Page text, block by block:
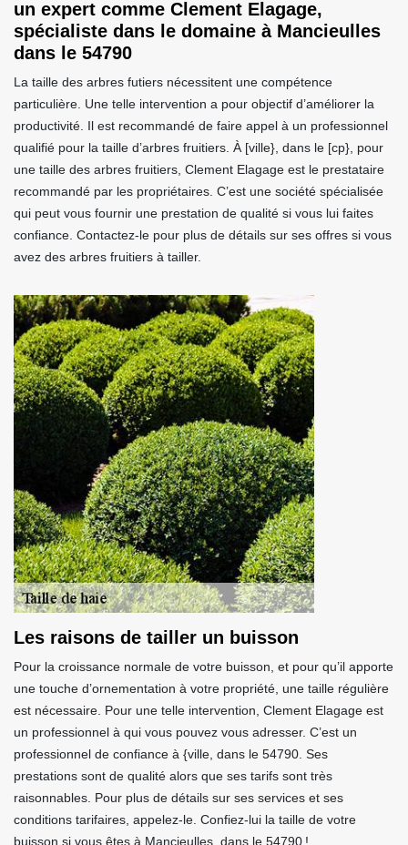
un expert comme Clement Elagage,
spécialiste dans le domaine à Mancieulles
dans le 54790
La taille des arbres futiers nécessitent une compétence
particulière. Une telle intervention a pour objectif d’améliorer la
productivité. Il est recommandé de faire appel à un professionnel
qualifié pour la taille d’arbres fruitiers. À [ville}, dans le [cp}, pour
une taille des arbres fruitiers, Clement Elagage est le prestataire
recommandé par les propriétaires. C’est une société spécialisée
qui peut vous fournir une prestation de qualité si vous lui faites
confiance. Contactez-le pour plus de détails sur ses offres si vous
avez des arbres fruitiers à tailler.
Les raisons de tailler un buisson
Pour la croissance normale de votre buisson, et pour qu’il apporte
une touche d’ornementation à votre propriété, une taille régulière
est nécessaire. Pour une telle intervention, Clement Elagage est
un professionnel à qui vous pouvez vous adresser. C’est un
professionnel de confiance à {ville, dans le 54790. Ses
prestations sont de qualité alors que ses tarifs sont très
raisonnables. Pour plus de détails sur ses services et ses
conditions tarifaires, appelez-le. Confiez-lui la taille de votre
buisson si vous êtes à Mancieulles, dans le 54790 !